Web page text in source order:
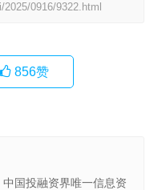
0916/9322.html
856赞
国投融资界唯一信息资